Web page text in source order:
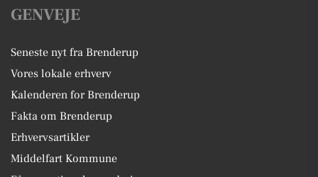
GENVEJE
Seneste nyt fra Brenderup
Vores lokale erhverv
Kalenderen for Brenderup
Fakta om Brenderup
Erhvervsartikler
Middelfart Kommune